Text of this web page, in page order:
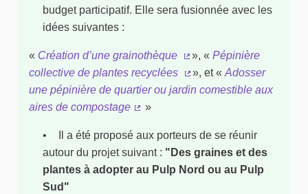
budget participatif. Elle sera fusionnée avec les
idées suivantes :
« Création d’une grainothèque
(Lien externe)
», « Pépinière
collective de plantes recyclées
(Lien externe)
», et « Adosser
une pépinière de quartier ou jardin comestible aux
aires de compostage
»
Il a été proposé aux porteurs de se réunir
autour du projet suivant : "Des graines et des
plantes à adopter au Pulp Nord ou au Pulp
Sud"